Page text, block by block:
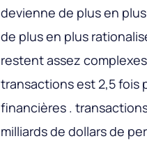
devienne de plus en
de plus en plus
restent assez
transactions est 2,5 fois
financières .
milliards de dollars de